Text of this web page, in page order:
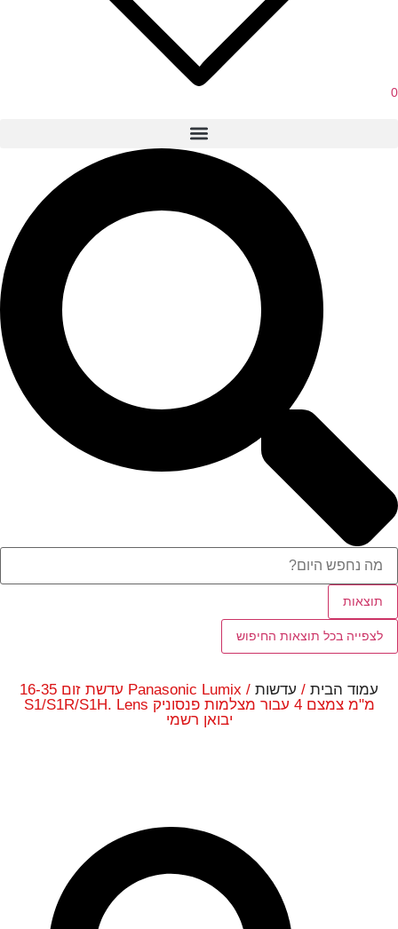
תוצאות
לצפייה בכל תוצאות החיפוש
עמוד הבית/ עדשות
/ Panasonic Lumix עדשת זום 16-35
מ"מ צמצם 4 עבור מצלמות פנסוניק S1/S1R/S1H. Lens
יבואן רשמי